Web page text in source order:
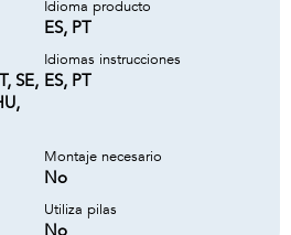
Idioma producto
ES, PT
SE,
Idiomas instrucciones
ES, PT
Montaje necesario
No
Utiliza pilas
No